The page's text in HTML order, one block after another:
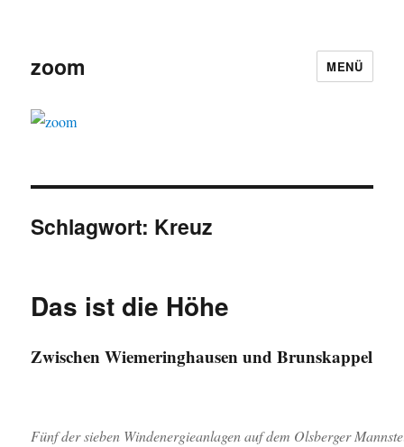
zoom MENÜ
Schlagwort: Kreuz
Das ist die Höhe
Zwischen Wiemeringhausen und Brunskappel
Fünf der sieben Windenergieanlagen auf dem Olsberger